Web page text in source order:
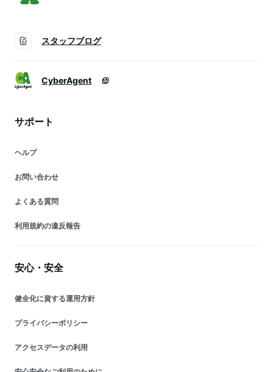
スタッフブログ
CyberAgent
サポート
ヘルプ
お問い合わせ
よくある質問
利用規約の違反報告
安心・安全
健全化に資する運用方針
プライバシーポリシー
アクセスデータの利用